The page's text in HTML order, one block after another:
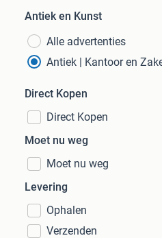
Antiek en Kunst
Alle advertenties
Antiek | Kantoor en
Direct Kopen
Direct Kopen
Moet nu weg
Moet nu weg
Levering
Ophalen
Verzenden